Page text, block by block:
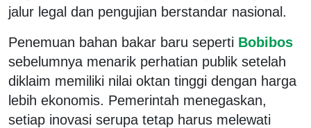
jalur legal dan pengujian berstandar nasional.
Penemuan bahan bakar baru seperti Bobibos
sebelumnya menarik perhatian publik setelah
diklaim memiliki nilai oktan tinggi dengan harga
lebih ekonomis. Pemerintah menegaskan,
setiap inovasi serupa tetap harus melewati